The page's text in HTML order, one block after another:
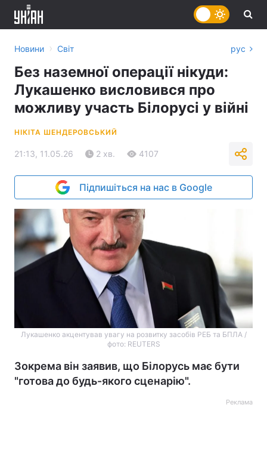
Новини › Світ рус
Без наземної операції нікуди:
Лукашенко висловився про
можливу участь Білорусі у війні
НІКІТА ШЕНДЕРОВСЬКИЙ
21:13, 11.05.26 2 хв. 4107
Підпишіться на нас в Google
Лукашенко акцентував увагу на розвитку засобів РЕБ та БПЛА /
фото: REUTERS
Зокрема він заявив, що Білорусь має бути
"готова до будь-якого сценарію".
Реклама